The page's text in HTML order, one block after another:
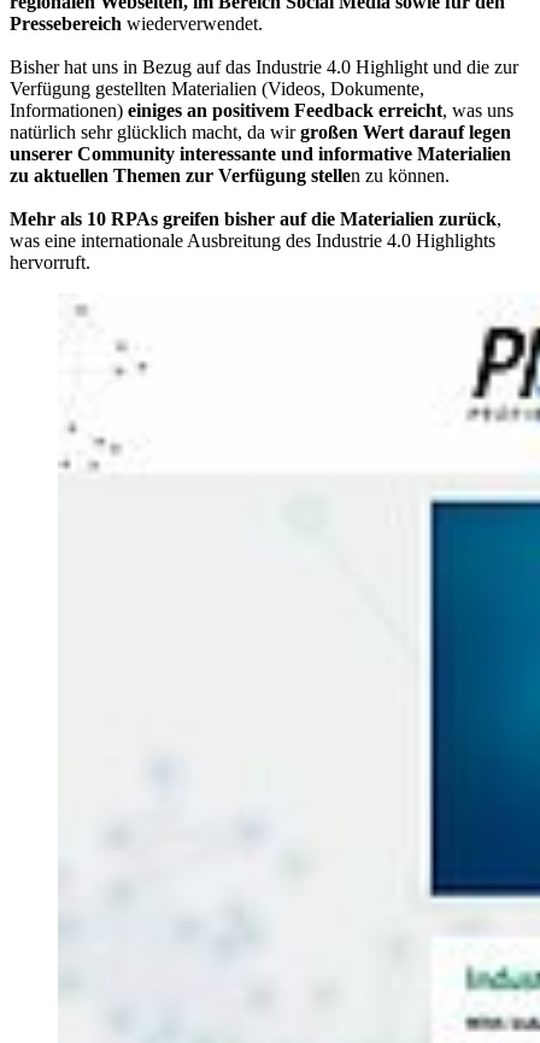
Pressebereich wiederverwendet.
Bisher hat uns in Bezug auf das Industrie 4.0 Highlight und die zur
Verfügung gestellten Materialien (Videos, Dokumente,
Informationen) einiges an positivem Feedback erreicht, was uns
natürlich sehr glücklich macht, da wirgroßen Wert darauf legen
unserer Community interessante und informative Materialien
zu aktuellen Themen zur Verfügung stellen zu können.
Mehr als 10 RPAs greifen bisher auf die Materialien zurück,
was eine internationale Ausbreitung des Industrie 4.0 Highlights
hervorruft.